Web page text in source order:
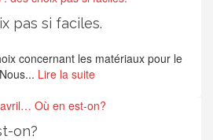
pas si faciles.
concernant les matériaux pour le
Lire la suite
on?